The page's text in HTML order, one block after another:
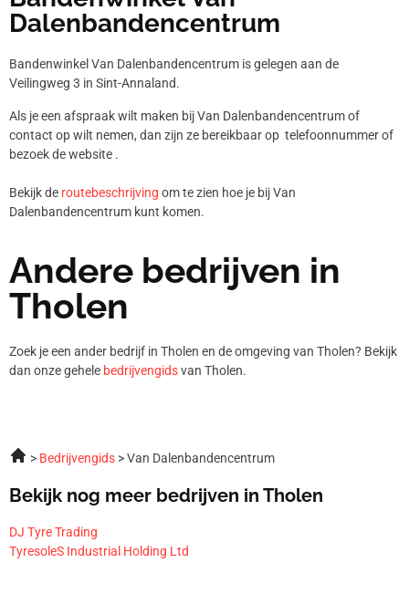
Dalenbandencentrum
Bandenwinkel Van Dalenbandencentrum is gelegen aan de
Veilingweg 3 in Sint-Annaland.
Als je een afspraak wilt maken bij Van Dalenbandencentrum of
contact op wilt nemen, dan zijn ze bereikbaar op telefoonnummerof
bezoek de website .
Bekijk de routebeschrijving om te zien hoe je bij Van
Dalenbandencentrum kunt komen.
Andere bedrijven in
Tholen
Zoek je een ander bedrijf in Tholen en de omgeving van Tholen? Bekijk
dan onze gehele bedrijvengidsvan Tholen.
Bedrijvengids Van Dalenbandencentrum
Bekijk nog meer bedrijven in Tholen
DJ Tyre Trading
TyresoleS Industrial Holding Ltd